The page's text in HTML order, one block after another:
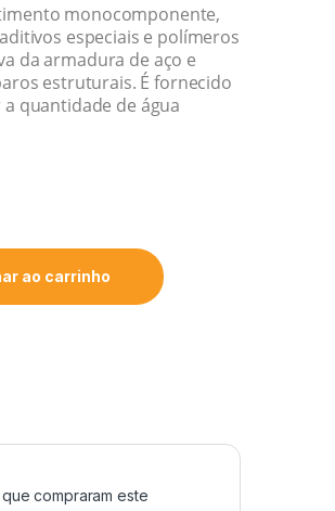
monocomponente,
especiais e polímeros
da armadura de aço e
estruturais. É fornecido
quantidade de água
ao carrinho
compraram este